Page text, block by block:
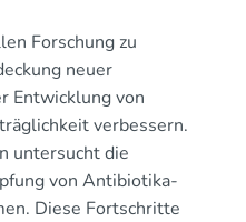
Forschung zu
neuer
Entwicklung von
verbessern.
untersucht die
von Antibiotika-
Diese Fortschritte